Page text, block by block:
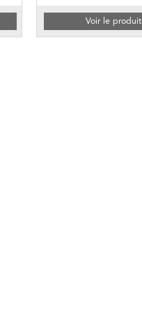
Voir le produit